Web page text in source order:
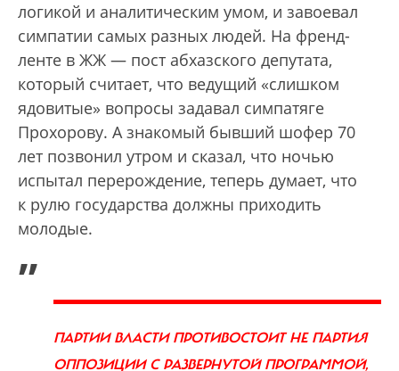
логикой и аналитическим умом, и завоевал
симпатии самых разных людей. На френд-
ленте в ЖЖ — пост абхазского депутата,
который считает, что ведущий «слишком
ядовитые» вопросы задавал симпатяге
Прохорову. А знакомый бывший шофер 70
лет позвонил утром и сказал, что ночью
испытал перерождение, теперь думает, что
к рулю государства должны приходить
молодые.
„
ПАРТИИ ВЛАСТИ ПРОТИВОСТОИТ НЕ ПАРТИЯ
ОППОЗИЦИИ С РАЗВЕРНУТОЙ ПРОГРАММОЙ,